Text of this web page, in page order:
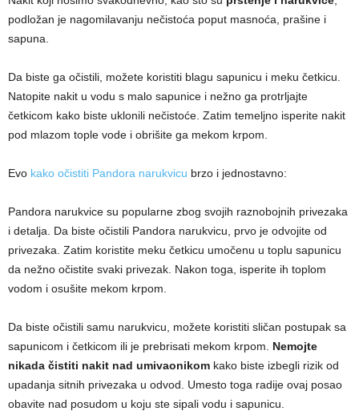
podložan je nagomilavanju nečistoća poput masnoća, prašine i
sapuna.
Da biste ga očistili, možete koristiti blagu sapunicu i meku četkicu.
Natopite nakit u vodu s malo sapunice i nežno ga protrljajte
četkicom kako biste uklonili nečistoće. Zatim temeljno isperite nakit
pod mlazom tople vode i obrišite ga mekom krpom.
Evo kako očistiti Pandora narukvicu brzo i jednostavno:
Pandora narukvice su popularne zbog svojih raznobojnih privezaka
i detalja. Da biste očistili Pandora narukvicu, prvo je odvojite od
privezaka. Zatim koristite meku četkicu umočenu u toplu sapunicu
da nežno očistite svaki privezak. Nakon toga, isperite ih toplom
vodom i osušite mekom krpom.
Da biste očistili samu narukvicu, možete koristiti sličan postupak sa
sapunicom i četkicom ili je prebrisati mekom krpom. Nemojte
nikada čistiti nakit nad umivaonikom kako biste izbegli rizik od
upadanja sitnih privezaka u odvod. Umesto toga radije ovaj posao
obavite nad posudom u koju ste sipali vodu i sapunicu.